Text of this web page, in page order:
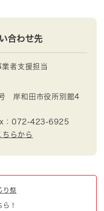
合わせ先
業者支援担当
岸和田市役所別館4
：072-423-6925
ちらから
り祭
！